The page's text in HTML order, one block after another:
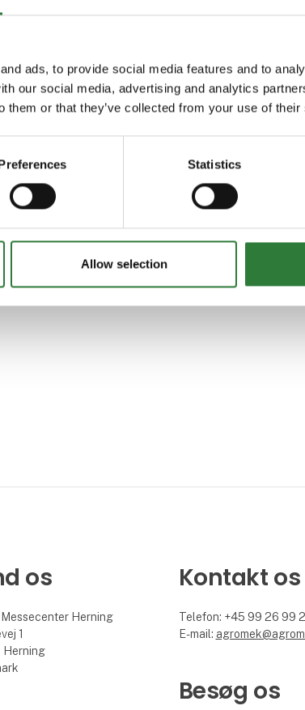
ads, to provide social media features and to
our social media, advertising and analytics
them or that they’ve collected from your use of
Statistics
Allow selection
os
Messecenter Herning
1
Herning
Kontakt os
Telefon: +45 99 26 99
E-mail:
Besøg os